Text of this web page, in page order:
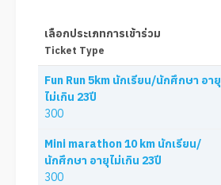
เลือกประเภทการเข้าร่วม
Ticket Type
Fun Run 5km นักเรียน/นักศึกษา อายุ
ไม่เกิน 23ปี
300
Mini marathon 10 km นักเรียน/
นักศึกษา อายุไม่เกิน 23ปี
300